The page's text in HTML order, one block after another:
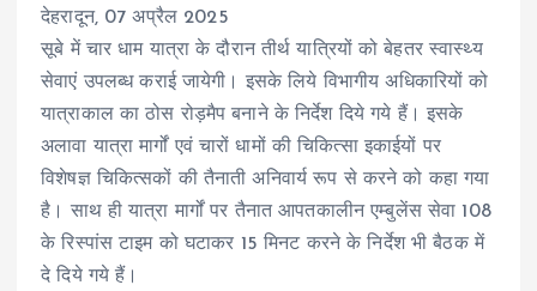
देहरादून, 07 अप्रैल 2025
सूबे में चार धाम यात्रा के दौरान तीर्थ यात्रियों को बेहतर स्वास्थ्य
सेवाएं उपलब्ध कराई जायेगी। इसके लिये विभागीय अधिकारियों को
यात्राकाल का ठोस रोड़मैप बनाने के निर्देश दिये गये हैं। इसके
अलावा यात्रा मार्गों एवं चारों धामों की चिकित्सा इकाईयों पर
विशेषज्ञ चिकित्सकों की तैनाती अनिवार्य रूप से करने को कहा गया
है। साथ ही यात्रा मार्गों पर तैनात आपतकालीन एम्बुलेंस सेवा 108
के रिस्पांस टाइम को घटाकर 15 मिनट करने के निर्देश भी बैठक में
दे दिये गये हैं।